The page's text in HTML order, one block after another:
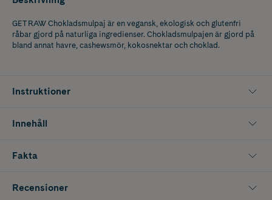
GET RAW Chokladsmulpaj är en vegansk, ekologisk och glutenfri
råbar gjord på naturliga ingredienser. Chokladsmulpajen är gjord på
bland annat havre, cashewsmör, kokosnektar och choklad.
Instruktioner
Innehåll
Fakta
Recensioner